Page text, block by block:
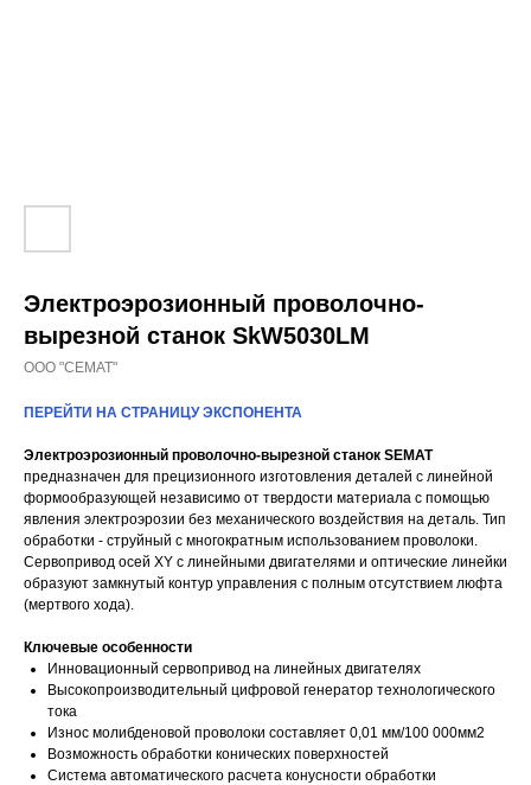
Электроэрозионный проволочно-
вырезной станок SkW5030LM
ООО "СЕМАТ"
ПЕРЕЙТИ НА СТРАНИЦУ ЭКСПОНЕНТА
Электроэрозионный проволочно-вырезной станок SEMAT
предназначен для прецизионного изготовления деталей с линейной
формообразующей независимо от твердости материала с помощью
явления электроэрозии без механического воздействия на деталь. Тип
обработки - струйный с многократным использованием проволоки.
Сервопривод осей XY с линейными двигателями и оптические линейки
образуют замкнутый контур управления с полным отсутствием люфта
(мертвого хода).
Ключевые особенности
Инновационный сервопривод на линейных двигателях
Высокопроизводительный цифровой генератор технологического
тока
Износ молибденовой проволоки составляет 0,01 мм/100 000мм2
Возможность обработки конических поверхностей
Система автоматического расчета конусности обработки